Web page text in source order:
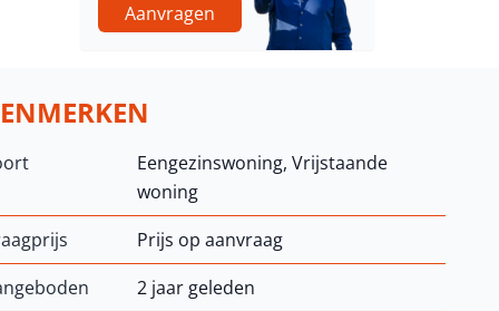
Aanvragen
Eengezinswoning, Vrijstaande
woning
Prijs op aanvraag
2 jaar geleden